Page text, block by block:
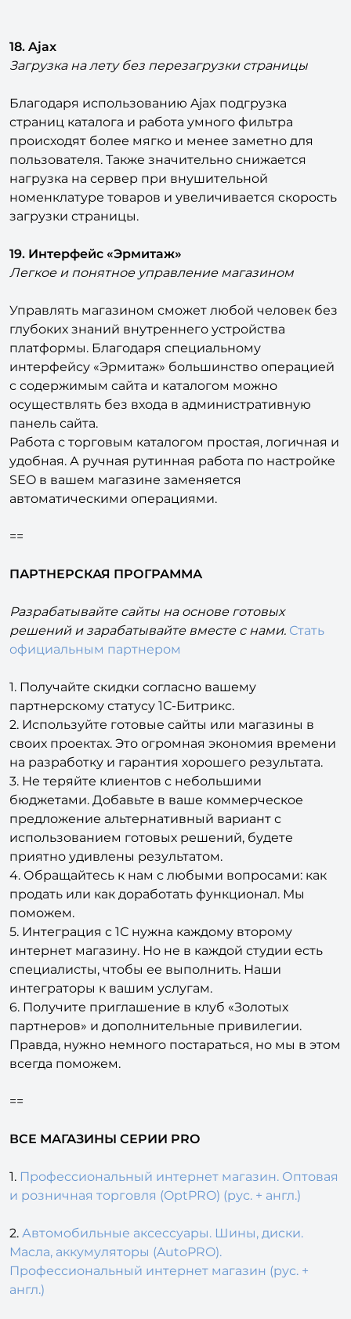
18. Ajax
Загрузка на лету без перезагрузки страницы
Благодаря использованию Ajax подгрузка
страниц каталога и работа умного фильтра
происходят более мягко и менее заметно для
пользователя. Также значительно снижается
нагрузка на сервер при внушительной
номенклатуре товаров и увеличивается скорость
загрузки страницы.
19. Интерфейс «Эрмитаж»
Легкое и понятное управление магазином
Управлять магазином сможет любой человек без
глубоких знаний внутреннего устройства
платформы. Благодаря специальному
интерфейсу «Эрмитаж» большинство операцией
с содержимым сайта и каталогом можно
осуществлять без входа в административную
панель сайта.
Работа с торговым каталогом простая, логичная и
удобная. А ручная рутинная работа по настройке
SEO в вашем магазине заменяется
автоматическими операциями.
==
ПАРТНЕРСКАЯ ПРОГРАММА
Разрабатывайте сайты на основе готовых
решений и зарабатывайте вместе с нами. Стать
официальным партнером
1. Получайте скидки согласно вашему
партнерскому статусу 1С-Битрикс.
2. Используйте готовые сайты или магазины в
своих проектах. Это огромная экономия времени
на разработку и гарантия хорошего результата.
3. Не теряйте клиентов с небольшими
бюджетами. Добавьте в ваше коммерческое
предложение альтернативный вариант с
использованием готовых решений, будете
приятно удивлены результатом.
4. Обращайтесь к нам с любыми вопросами: как
продать или как доработать функционал. Мы
поможем.
5. Интеграция с 1С нужна каждому второму
интернет магазину. Но не в каждой студии есть
специалисты, чтобы ее выполнить. Наши
интеграторы к вашим услугам.
6. Получите приглашение в клуб «Золотых
партнеров» и дополнительные привилегии.
Правда, нужно немного постараться, но мы в этом
всегда поможем.
==
ВСЕ МАГАЗИНЫ СЕРИИ PRO
1. Профессиональный интернет магазин. Оптовая
и розничная торговля (OptPRO) (рус. + англ.)
2. Автомобильные аксессуары. Шины, диски.
Масла, аккумуляторы (AutoPRO).
Профессиональный интернет магазин (рус. +
англ.)